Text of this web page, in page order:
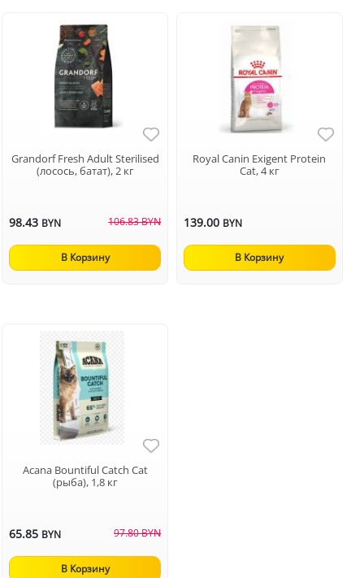
Grandorf Fresh Adult Sterilised
(лосось, батат), 2 кг
98.43 BYN 106.83 BYN
В Корзину
Royal Canin Exigent Protein
Cat, 4 кг
139.00 BYN
В Корзину
Acana Bountiful Catch Cat
(рыба), 1,8 кг
65.85 BYN 97.80 BYN
В Корзину